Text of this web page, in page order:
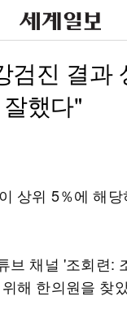
검진 결과
했다"
상위 5％에 해
브 채널 '조회련:
해 한의원을 찾